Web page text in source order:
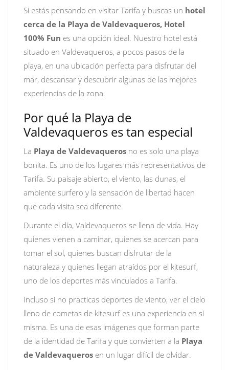
Si estás pensando en visitar Tarifa y buscas un hotel
cerca de la Playa de Valdevaqueros, Hotel
100% Fun es una opción ideal. Nuestro hotel está
situado en Valdevaqueros, a pocos pasos de la
playa, en una ubicación perfecta para disfrutar del
mar, descansar y descubrir algunas de las mejores
experiencias de la zona.
Por qué la Playa de
Valdevaqueros es tan especial
La Playa de Valdevaqueros no es solo una playa
bonita. Es uno de los lugares más representativos de
Tarifa. Su paisaje abierto, el viento, las dunas, el
ambiente surfero y la sensación de libertad hacen
que cada visita sea diferente.
Durante el día, Valdevaqueros se llena de vida. Hay
quienes vienen a caminar, quienes se acercan para
tomar el sol, quienes buscan disfrutar de la
naturaleza y quienes llegan atraídos por el kitesurf,
uno de los deportes más vinculados a Tarifa.
Incluso si no practicas deportes de viento, ver el cielo
lleno de cometas de kitesurf es una experiencia en sí
misma. Es una de esas imágenes que forman parte
de la identidad de Tarifa y que convierten a la Playa
de Valdevaqueros en un lugar difícil de olvidar.